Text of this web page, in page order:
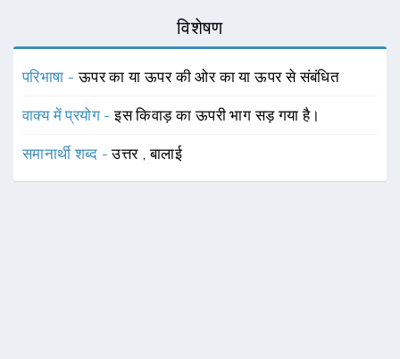
विशेषण
परिभाषा -ऊपर का या ऊपर की ओर का या ऊपर से संबंधित
वाक्य में प्रयोग -इस किवाड़ का ऊपरी भाग सड़ गया है।
समानार्थी शब्द -उत्तर ,बालाई